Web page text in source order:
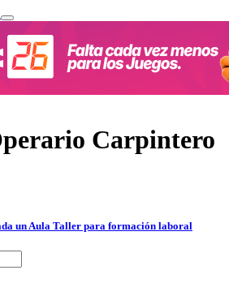
Carpintero
un Aula Taller para formación laboral